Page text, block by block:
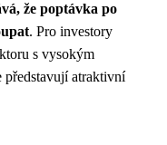
že poptávka po
. Pro investory
s vysokým
představují atraktivní